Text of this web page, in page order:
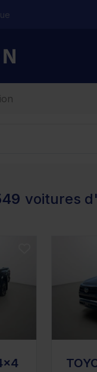
Distinxion
voitures